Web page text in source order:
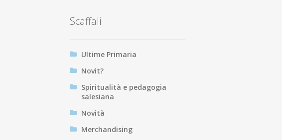
Scaffali
Ultime Primaria
Novit?
Spiritualità e pedagogia
salesiana
Novità
Merchandising